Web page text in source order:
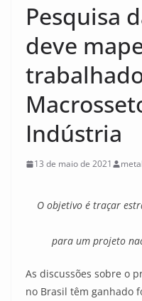
Pesquisa
deve
Indústria
13 de maio de 2021
O objetivo é traçar
para um projeto
As discussões sobre o
no Brasil têm ganhado